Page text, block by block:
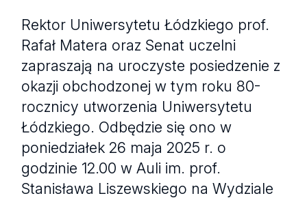
Rektor Uniwersytetu Łódzkiego prof.
Rafał Matera oraz Senat uczelni
zapraszają na uroczyste posiedzenie z
okazji obchodzonej w tym roku 80-
rocznicy utworzenia Uniwersytetu
Łódzkiego. Odbędzie się ono w
poniedziałek 26 maja 2025 r. o
godzinie 12.00 w Auli im. prof.
Stanisława Liszewskiego na Wydziale